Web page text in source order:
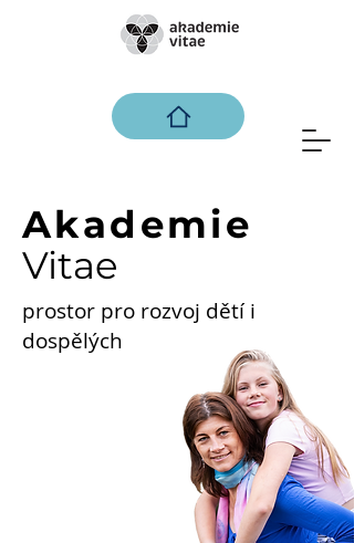
Akademie
Vitae
prostor pro rozvoj dětí i
dospělých